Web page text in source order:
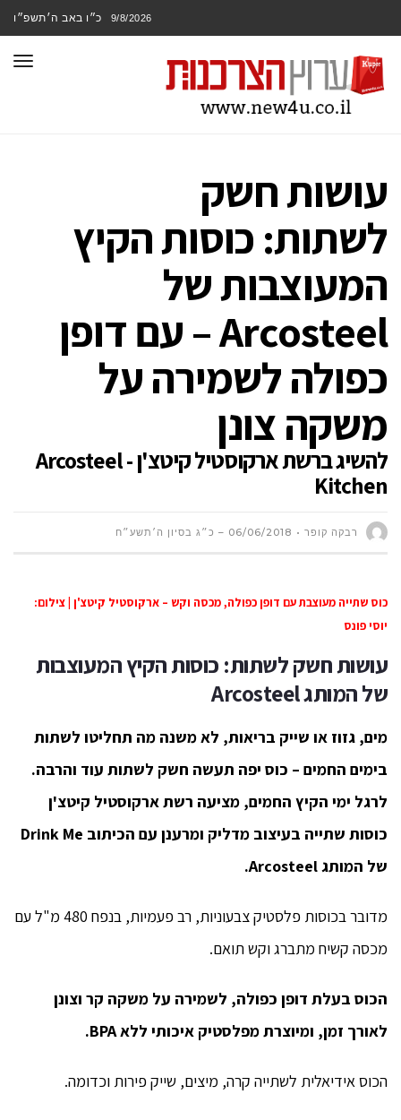
9/8/2026 כ״ו באב ה׳תשפ״ו
עושות חשק
לשתות: כוסות הקיץ
המעוצבות של
Arcosteel – עם דופן
כפולה לשמירה על
משקה צונן
להשיג ברשת ארקוסטיל קיטצ'ן - Arcosteel
Kitchen
רבקה קופר 06/06/2018 – כ״ג בסיון ה׳תשע״ח
כוס שתייה מעוצבת עם דופן כפולה, מכסה וקש – ארקוסטיל קיטצ'ן | צילום:
יוסי פונס
עושות חשק לשתות: כוסות הקיץ המעוצבות
של המותגArcosteel
מים, גזוז או שייק בריאות, לא משנה מה תחליטו לשתות
בימים החמים – כוס יפה תעשה חשק לשתות עוד והרבה.
לרגל ימי הקיץ החמים, מציעה רשת ארקוסטיל קיטצ'ן
כוסות שתייה בעיצוב מדליק ומרענן עם הכיתוב Drink Me
של המותג Arcosteel.
מדובר בכוסות פלסטיק צבעוניות, רב פעמיות, בנפח 480 מ"ל עם
מכסה קשיח מתברג וקש תואם.
הכוס בעלת דופן כפולה, לשמירה על משקה קר וצונן
לאורך זמן, ומיוצרת מפלסטיק איכותי ללא BPA.
הכוס אידיאלית לשתייה קרה, מיצים, שייק פירות וכדומה.